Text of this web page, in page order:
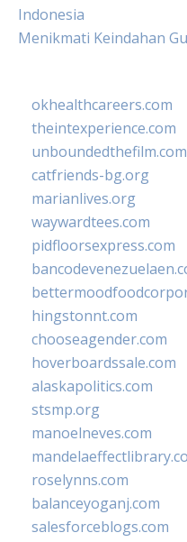
Indonesia
Menikmati Keindahan
okhealthcareers.com
theintexperience.com
unboundedthefilm.com
catfriends-bg.org
marianlives.org
waywardtees.com
pidfloorsexpress.com
hingstonnt.com
chooseagender.com
hoverboardssale.com
alaskapolitics.com
stsmp.org
manoelneves.com
roselynns.com
balanceyoganj.com
salesforceblogs.com